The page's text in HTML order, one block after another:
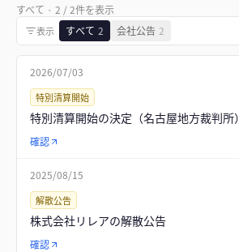
すべて · 2 /2件を表示
表示 すべて 2 会社公告 2
2026/07/03
特別清算開始
特別清算開始の決定（名古屋地方裁判所）
確認
2025/08/15
解散公告
株式会社リレアの解散公告
確認